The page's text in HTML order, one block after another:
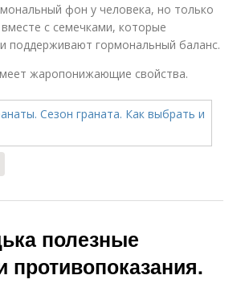
фон у человека, но только
с семечками, которые
поддерживают гормональный баланс.
жаропонижающие свойства.
полезные
противопоказания.